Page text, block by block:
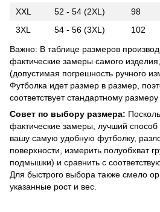
XXL
52 - 54 (2XL) 98
3XL
54 - 56 (3XL) 102
Важно: В таблице размеров
фактические замеры самого
(допустимая погрешность ручного
Футболка идет размер в размер,
соответствует стандартному размеру
Совет по выбору размера:
фактические замеры, лучший
вашу самую удобную футболку,
поверхности, измерить полуобхват
подмышки) и сравнить с
Для быстрого выбора также смело
указанные рост и вес.